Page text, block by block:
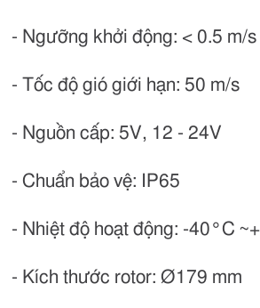
- Ngưỡng khởi động: < 0.5 m/s
- Tốc độ gió giới hạn: 50 m/s
- Nguồn cấp: 5V, 12 - 24V
- Chuẩn bảo vệ: IP65
- Nhiệt độ hoạt động: -40°C
- Kích thước rotor: Ø179 mm